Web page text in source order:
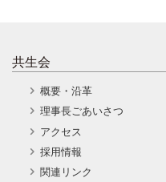
共生会
概要・沿革
理事長ごあいさつ
アクセス
採用情報
関連リンク